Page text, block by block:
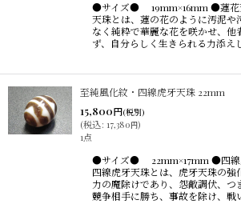
●サイズ● 19mm×16mm ●蓮花
天珠とは、蓮の花のように汚泥や
なく純粋で華麗な花を咲かせ、他
ず、自分らしく生きられる力添え
至純風化紋・四線虎牙天珠 22mm
15,800円(税別)
(税込: 17,380円)
1点
●サイズ● 22mm×17mm ●四線
四線虎牙天珠とは、虎牙天珠の強
力の魔除けであり、怨敵調伏、つ
競争相手に勝ち、事故を除け、戦